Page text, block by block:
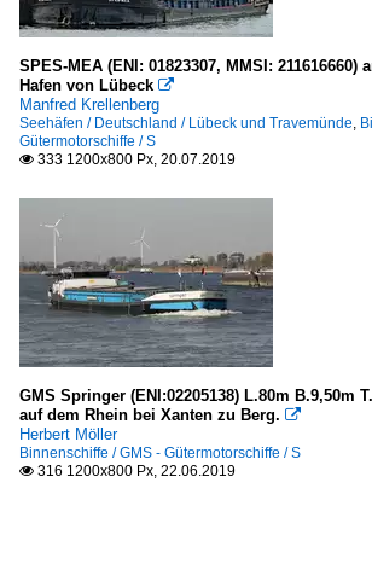
SPES-MEA (ENI: 01823307, MMSI: 211616660)
Hafen von Lübeck 
Manfred Krellenberg
Seehäfen / Deutschland / Lübeck und Travemünde,
Gütermotorschiffe / S
 333 1200x800 Px, 20.07.2019
GMS Springer (ENI:02205138) L.80m B.9,50m
auf dem Rhein bei Xanten zu Berg. 
Herbert Möller
Binnenschiffe / GMS - Gütermotorschiffe / S
 316 1200x800 Px, 22.06.2019